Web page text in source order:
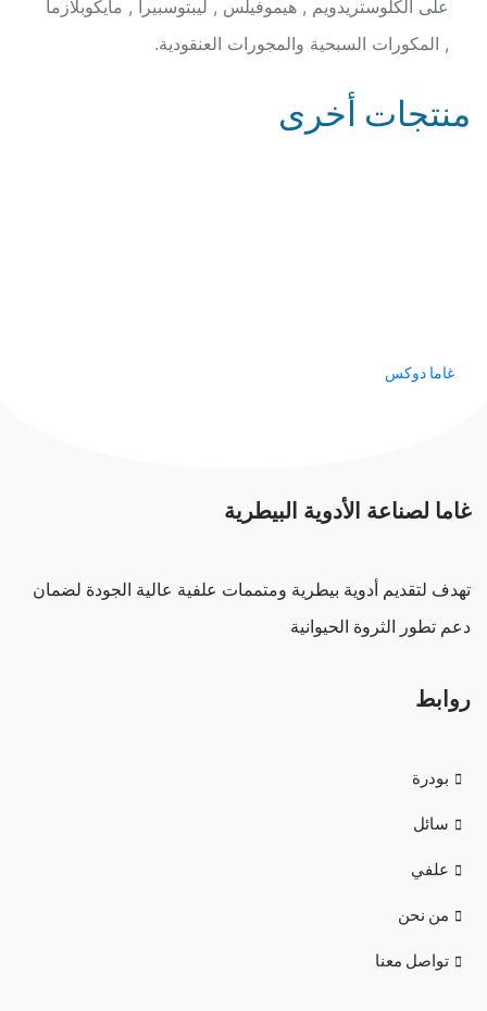
على الكلوستريدويم , هيموفيلس , ليبتوسبيرا , مايكوبلازما
, المكورات السبحية والمجورات العنقودية.
منتجات أخرى
غاما دوكس
غاما لصناعة الأدوية البيطرية
تهدف لتقديم أدوية بيطرية ومتممات علفية عالية الجودة لضمان
دعم تطور الثروة الحيوانية
روابط
بودرة
سائل
علفي
من نحن
تواصل معنا